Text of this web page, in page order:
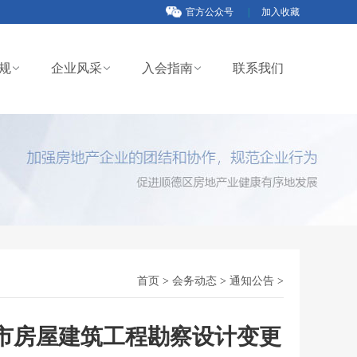
官方公众号 加入收藏
企业风采 入会指南 联系我们
首页 > 会务动态 > 通知公告 >
房屋建筑工程勘察设计变更